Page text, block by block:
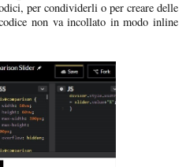
per condividerli o per creare delle
non va incollato in modo inline